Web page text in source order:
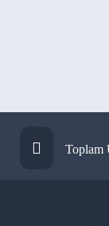
Toplam